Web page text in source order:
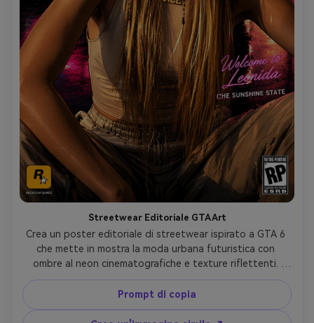
Streetwear Editoriale GTA Art
Crea un poster editoriale di streetwear ispirato a GTA 6
che mette in mostra la moda urbana futuristica con
ombre al neon cinematografiche e texture riflettenti.
Caratteristica sfondo del cielo del tramonto luminoso,
elementi di sfondo dell'auto sportiva e illustrazione del
personaggio in stile Rockstar in tutto. Utilizzare una
Prompt di copia